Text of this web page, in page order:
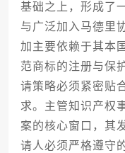
基础之上，形成了
与广泛加入马德里
加主要依赖于其本
范商标的注册与保
请策略必须紧密贴
求。主管知识产权
案的核心窗口，其
请人必须严格遵守